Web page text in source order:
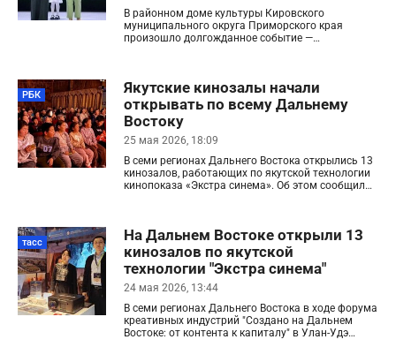
В районном доме культуры Кировского
муниципального округа Приморского края
произошло долгожданное событие —
РБК
Якутские кинозалы начали
открывать по всему Дальнему
Востоку
25 мая 2026, 18:09
В семи регионах Дальнего Востока открылись 13
кинозалов, работающих по якутской технологии
кинопоказа «Экстра синема». Об этом сообщил
тасс
На Дальнем Востоке открыли 13
кинозалов по якутской
технологии "Экстра синема"
24 мая 2026, 13:44
В семи регионах Дальнего Востока в ходе форума
креативных индустрий "Создано на Дальнем
Востоке: от контента к капиталу" в Улан-Удэ